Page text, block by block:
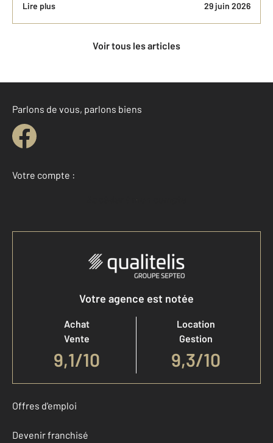
Lire plus 29 juin 2026
Voir tous les articles
Parlons de vous, parlons biens
Votre compte :
Accéder à mon compte
Votre agence est notée
Achat
Vente
9,1/10
Location
Gestion
9,3/10
Offres d'emploi
Devenir franchisé